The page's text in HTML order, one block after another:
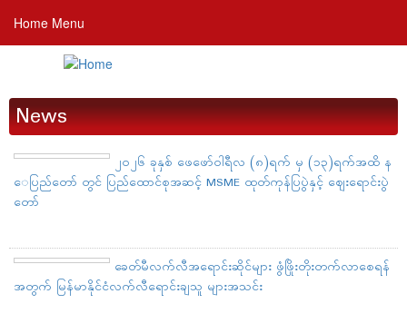
main
Home Menu
News
၂၀၂၆ ခုနှစ် ဖေဖော်ဝါရီလ (၈)ရက် မှ (၁၃)ရက်အထိ န
ေပြည်တော် တွင် ပြည်ထောင်စုအဆင့် MSME ထုတ်ကုန်ပြပွဲနှင့် ဈေးရောင်းပွဲ
တော်
ခေတ်မီလက်လီအရောင်းဆိုင်များ ဖွံဖြိုးတိုးတက်လာစေရန်
အတွက် မြန်မာနိုင်ငံလက်လီရောင်းချသူ များအသင်း